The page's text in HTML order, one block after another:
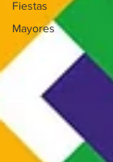
Fiestas
Mayores